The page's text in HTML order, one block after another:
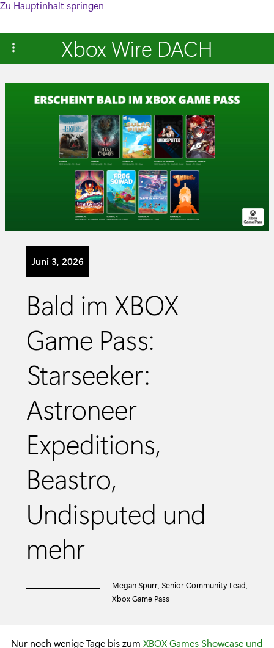
Zu Hauptinhalt springen
Xbox Wire DACH
Juni 3, 2026
Bald im XBOX
Game Pass:
Starseeker:
Astroneer
Expeditions,
Beastro,
Undisputed und
mehr
Megan Spurr, Senior Community Lead,
Xbox Game Pass
Nur noch wenige Tage bis zum XBOX Games Showcase und